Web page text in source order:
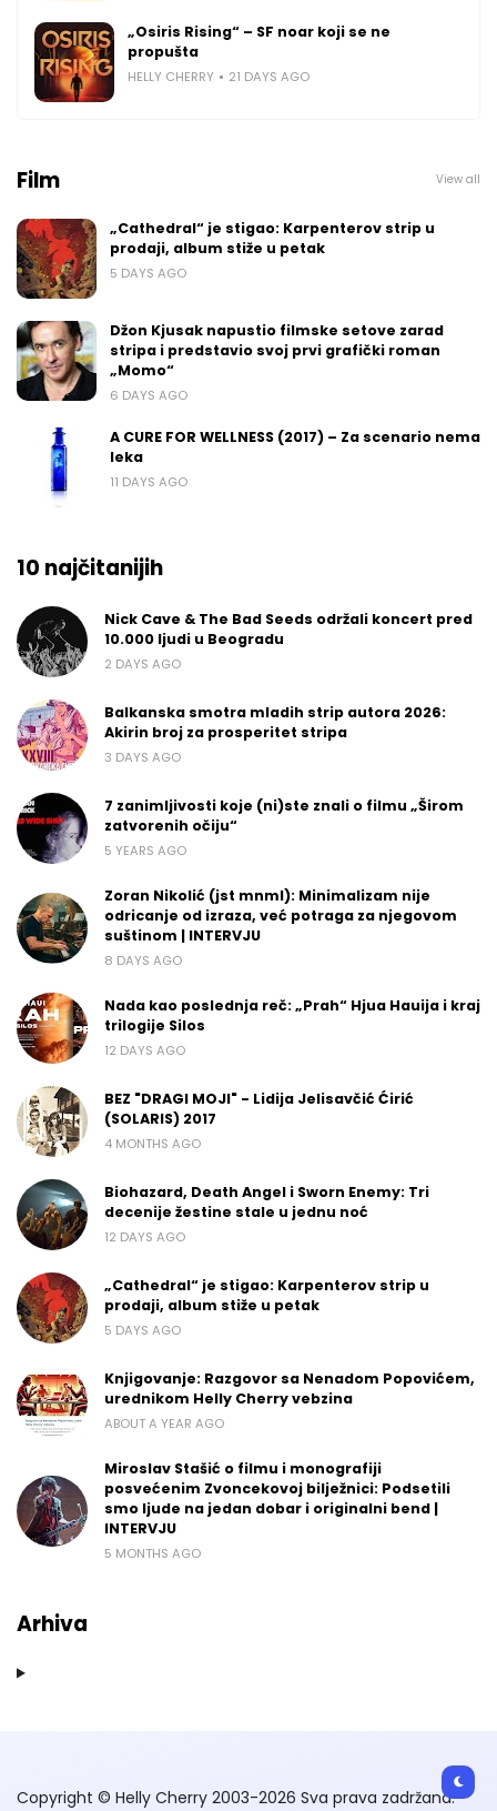
„Osiris Rising“ – SF noar koji se ne
propušta
HELLY CHERRY 21 DAYS AGO
Film View all
„Cathedral“ je stigao: Karpenterov strip u
prodaji, album stiže u petak
5 DAYS AGO
Džon Kjusak napustio filmske setove zarad
stripa i predstavio svoj prvi grafički roman
„Momo“
6 DAYS AGO
A CURE FOR WELLNESS (2017) – Za scenario nema
leka
11 DAYS AGO
10 najčitanijih
Nick Cave & The Bad Seeds održali koncert pred
10.000 ljudi u Beogradu
2 DAYS AGO
Balkanska smotra mladih strip autora 2026:
Akirin broj za prosperitet stripa
3 DAYS AGO
7 zanimljivosti koje (ni)ste znali o filmu „Širom
zatvorenih očiju“
5 YEARS AGO
Zoran Nikolić (jst mnml): Minimalizam nije
odricanje od izraza, već potraga za njegovom
suštinom | INTERVJU
8 DAYS AGO
Nada kao poslednja reč: „Prah“ Hjua Hauija i kraj
trilogije Silos
12 DAYS AGO
BEZ "DRAGI MOJI" - Lidija Jelisavčić Ćirić
(SOLARIS) 2017
4 MONTHS AGO
Biohazard, Death Angel i Sworn Enemy: Tri
decenije žestine stale u jednu noć
12 DAYS AGO
„Cathedral“ je stigao: Karpenterov strip u
prodaji, album stiže u petak
5 DAYS AGO
Knjigovanje: Razgovor sa Nenadom Popovićem,
urednikom Helly Cherry vebzina
ABOUT A YEAR AGO
Miroslav Stašić o filmu i monografiji
posvećenim Zvoncekovoj bilježnici: Podsetili
smo ljude na jedan dobar i originalni bend |
INTERVJU
5 MONTHS AGO
Arhiva
Copyright © Helly Cherry 2003-2026 Sva prava zadržana.